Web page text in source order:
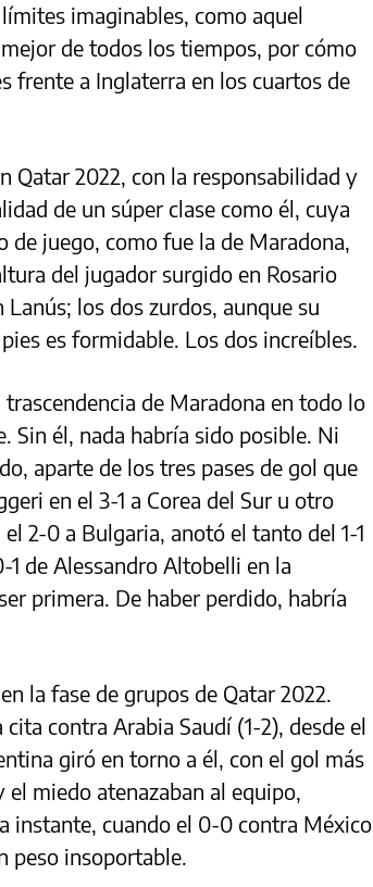
imaginables, como aquel
de todos los tiempos, por cómo
frente a Inglaterra en los cuartos de
Qatar 2022, con la responsabilidad y
de un súper clase como él, cuya
de juego, como fue la de Maradona,
del jugador surgido en Rosario
Lanús; los dos zurdos, aunque su
es formidable. Los dos increíbles.
de Maradona en todo lo
Sin él, nada habría sido posible. Ni
aparte de los tres pases de gol que
en el 3-1 a Corea del Sur u otro
2-0 a Bulgaria, anotó el tanto del 1-1
de Alessandro Altobelli en la
primera. De haber perdido, habría
la fase de grupos de Qatar 2022.
contra Arabia Saudí (1-2), desde el
giró en torno a él, con el gol más
miedo atenazaban al equipo,
instante, cuando el 0-0 contra México
peso insoportable.